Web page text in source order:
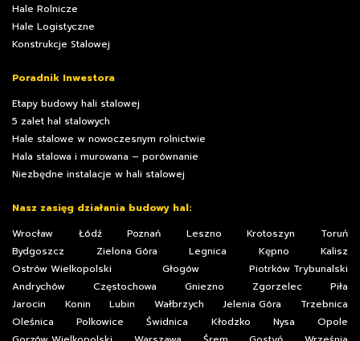
Hale Rolnicze
Hale Logistyczne
Konstrukcje Stalowej
Poradnik Inwestora
Etapy budowy hali stalowej
5 zalet hal stalowych
Hale stalowe w nowoczesnym rolnictwie
Hala stalowa i murowana – porównanie
Niezbędne instalacje w hali stalowej
Nasz zasięg działania budowy hal:
Wrocław
Łódź Poznań Leszno Krotoszyn
Toruń
Bydgoszcz
Zielona Góra Legnica Kępno
Kalisz
Ostrów Wielkopolski
Głogów
Piotrków Trybunalski
Andrychów
Częstochowa Gniezno Zgorzelec
Piła
Jarocin
Konin Lubin Wałbrzych Jelenia Góra
Trzebnica
Oleśnica
Polkowice Świdnica Kłodzko Nysa
Opole